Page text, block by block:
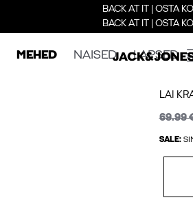
BACK AT IT | OSTA
BACK AT IT | OSTA
MEHED NAISED LAPSED
LAI
69.99
SALE: